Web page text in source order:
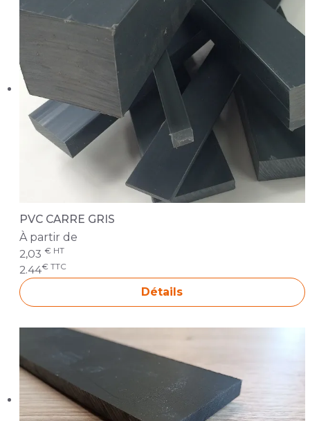
PVC CARRE GRIS
À partir de
2,03 € HT
2.44€ TTC
Détails